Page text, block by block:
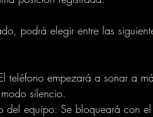
podrá elegir entre las
teléfono empezará a sonar a
silencio.
del equipo: Se bloqueará con